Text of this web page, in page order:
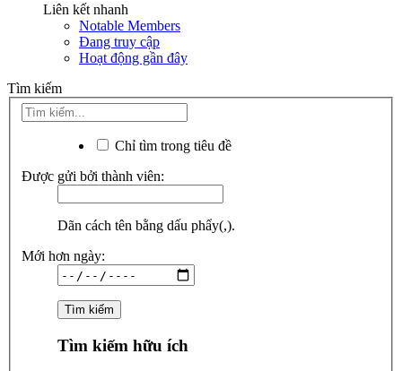
Liên kết nhanh
Notable Members
Đang truy cập
Hoạt động gần đây
Tìm kiếm
Chỉ tìm trong tiêu đề
Được gửi bởi thành viên:
Dãn cách tên bằng dấu phẩy(,).
Mới hơn ngày:
Tìm kiếm hữu ích